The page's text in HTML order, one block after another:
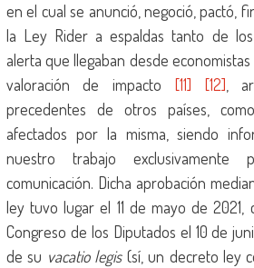
en el cual se anunció, negoció, pactó,
la Ley Rider a espaldas tanto de
alerta que llegaban desde economistas
valoración de impacto [11] [12] ,
precedentes de otros países,
afectados por la misma, siendo
nuestro trabajo
comunicación. Dicha aprobación
ley tuvo lugar el 11 de mayo de 2021,
Congreso de los Diputados el 10 de
de su vacatio legis(sí, un decreto ley